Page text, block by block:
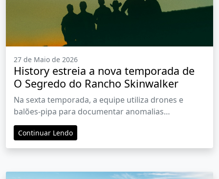
27 de Maio de 2026
History estreia a nova temporada de
O Segredo do Rancho Skinwalker
Na sexta temporada, a equipe utiliza drones e
balões-pipa para documentar anomalias
energéticas e radioativas
Continuar Lendo